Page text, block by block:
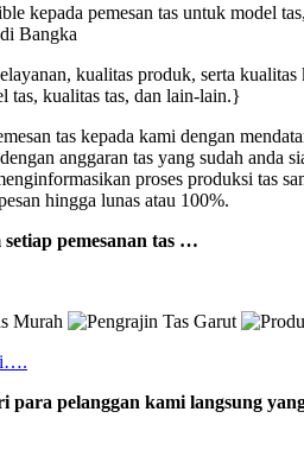
kepada pemesan tas untuk model
Bangka
kualitas produk, serta
tas, kualitas tas, dan lain-lain.}
tas kepada kami dengan
anggaran tas yang sudah anda
proses produksi tas
hingga lunas atau 100%.
pemesanan tas …
para pelanggan kami langsung